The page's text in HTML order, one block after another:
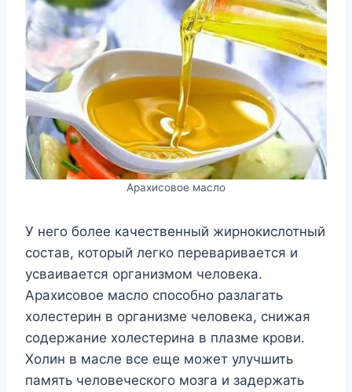
Арахисовое масло
У него более качественный жирнокислотный
состав, который легко переваривается и
усваивается организмом человека.
Арахисовое масло способно разлагать
холестерин в организме человека, снижая
содержание холестерина в плазме крови.
Холин в масле все еще может улучшить
память человеческого мозга и задержать